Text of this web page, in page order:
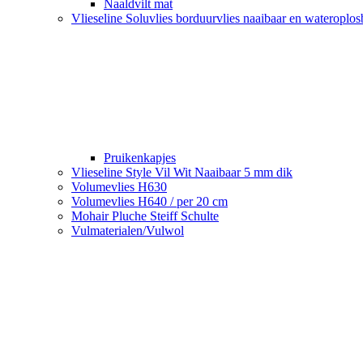
Naaldvilt mat
Vlieseline Soluvlies borduurvlies naaibaar en
Pruikenkapjes
Vlieseline Style Vil Wit Naaibaar 5 mm dik
Volumevlies H630
Volumevlies H640 / per 20 cm
Mohair Pluche Steiff Schulte
Vulmaterialen/Vulwol